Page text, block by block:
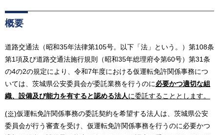
概要
道路交通法（昭和35年法律第105号。以下「法」という。）第108条
第1項及び道路交通法施行規則（昭和35年総理府令第60号）第31条
の4の2の規定により、令和7年度における仮運転免許関係事務につ
いては、茨城県公安委員会が委託業務を行うのに必要かつ適切な組
織、設備及び能力を有すると認める法人に委託することとします。
(※)仮運転免許関係事務の委託契約を希望する法人は、茨城県公安
委員会が行う審査を受け、仮運転免許関係事務を行うのに必要かつ